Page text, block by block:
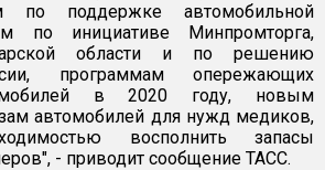
по поддержке автомобильной
по инициативе Минпромторга,
области и по решению
программам опережающих
в 2020 году, новым
автомобилей для нужд медиков,
восполнить запасы
- приводит сообщение ТАСС.